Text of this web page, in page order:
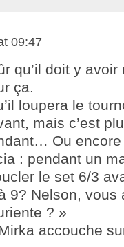
09:47
qu’il doit y avoir
ça.
loupera le
mais c’est
Ou
: pendant un
le set 6/3
9? Nelson, vous
? »
accouche